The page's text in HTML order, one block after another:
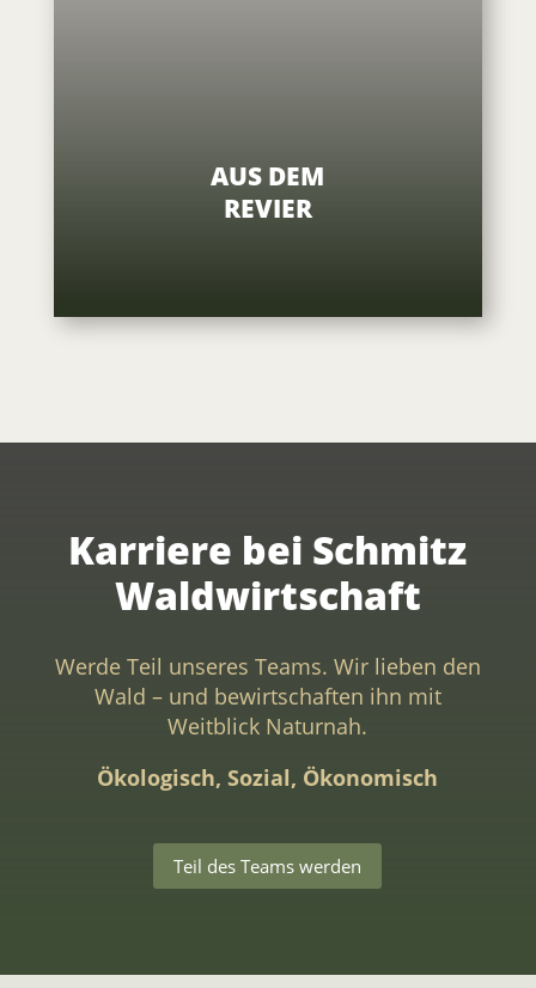
AUS DEM
REVIER
Karriere bei Schmitz
Waldwirtschaft
Werde Teil unseres Teams. Wir lieben den
Wald – und bewirtschaften ihn mit
Weitblick Naturnah.
Ökologisch, Sozial, Ökonomisch
Teil des Teams werden